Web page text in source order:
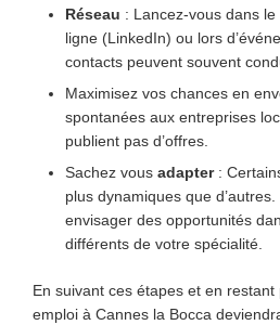
Réseau : Lancez-vous dans
ligne (LinkedIn) ou lors
contacts peuvent souvent
Maximisez vos chances en
spontanées aux entreprises
publient pas d’offres.
Sachez vous adapter:
plus dynamiques que d’autres.
envisager des opportunités
différents de votre spécialité.
En suivant ces étapes et en
emploi à Cannes la Bocca